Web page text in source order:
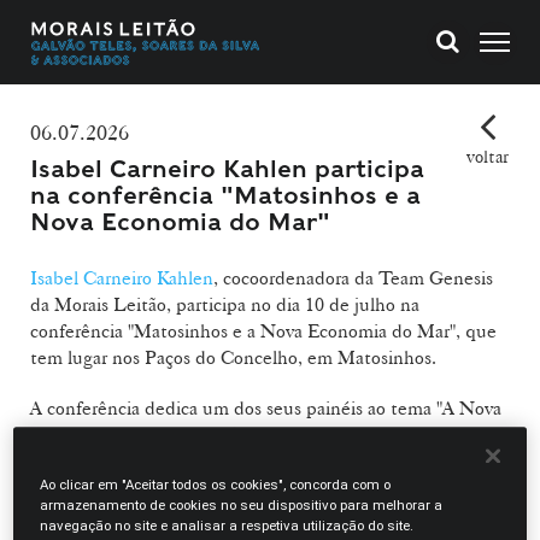
06.07.2026
Isabel Carneiro Kahlen participa
na conferência "Matosinhos e a
Nova Economia do Mar"
voltar
Isabel Carneiro Kahlen, cocoordenadora da Team Genesis
da Morais Leitão, participa no dia 10 de julho na
conferência "Matosinhos e a Nova Economia do Mar", que
tem lugar nos Paços do Concelho, em Matosinhos.
A conferência dedica um dos seus painéis ao tema "A Nova
Economia Azul: Ciência, Biotecnologia e Startups do Mar",
Mucha, Investigadora no CIIMAR, José Pinheiro, Diretor
do Fórum Oceano e Country Manager Iberia da Ocean
Ao clicar em "Aceitar todos os cookies", concorda com o
armazenamento de cookies no seu dispositivo para melhorar a
navegação no site e analisar a respetiva utilização do site.